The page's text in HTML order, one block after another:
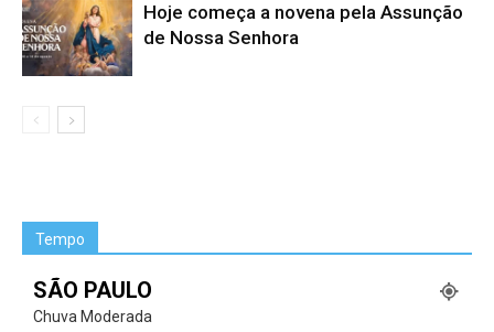
Hoje começa a novena pela Assunção
de Nossa Senhora
Tempo
SÃO PAULO
Chuva Moderada